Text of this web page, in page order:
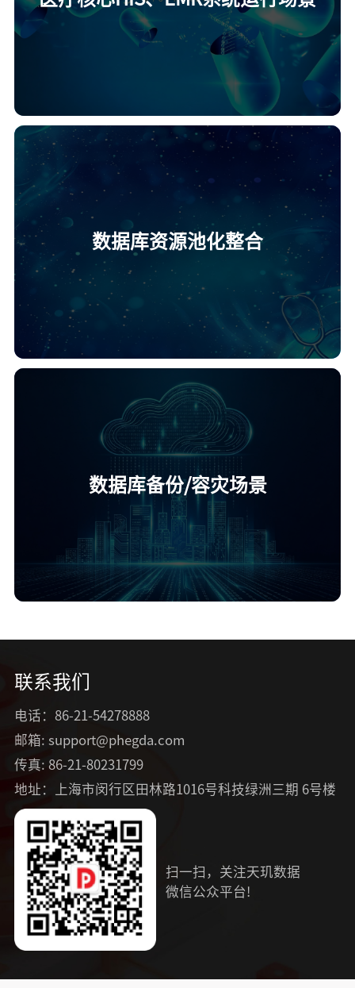
数据库资源池化整合
数据库备份/容灾场景
联系我们
电话：86-21-54278888
邮箱: support@phegda.com
传真: 86-21-80231799
地址：上海市闵行区田林路1016号科技绿洲三期 6号楼
扫一扫，关注天玑数据
微信公众平台!